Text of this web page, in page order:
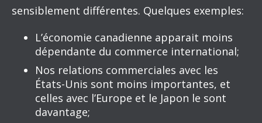
sensiblement différentes. Quelques exemples:
L’économie canadienne apparait moins
dépendante du commerce international;
Nos relations commerciales avec les
États-Unis sont moins importantes, et
celles avec l’Europe et le Japon le sont
davantage;